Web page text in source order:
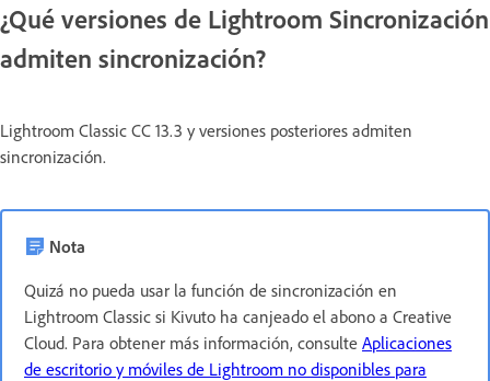
¿Qué versiones de Lightroom Sincronización
admiten sincronización?
Lightroom Classic CC 13.3 y versiones posteriores admiten
sincronización.
Nota
Quizá no pueda usar la función de sincronización en
Lightroom Classic si Kivuto ha canjeado el abono a Creative
Cloud. Para obtener más información, consulte Aplicaciones
de escritorio y móviles de Lightroom no disponibles para